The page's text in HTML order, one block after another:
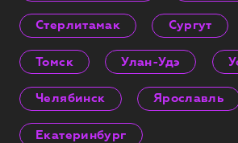
Стерлитамак Сургут
Томск Улан-Удэ
Челябинск Ярославль
Екатеринбург